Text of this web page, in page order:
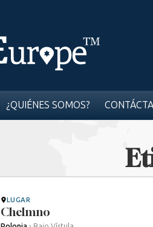
¿QUIÉNES SOMOS?
LUGAR
Chelmno